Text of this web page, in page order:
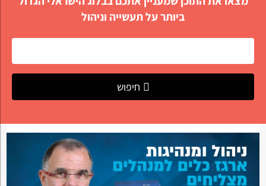
ביותר על תעשייה וניהול
חיפוש